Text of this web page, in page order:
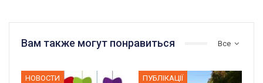
Все
Вам также могут понравиться
НОВОСТИ ПУБЛІКАЦІЇ